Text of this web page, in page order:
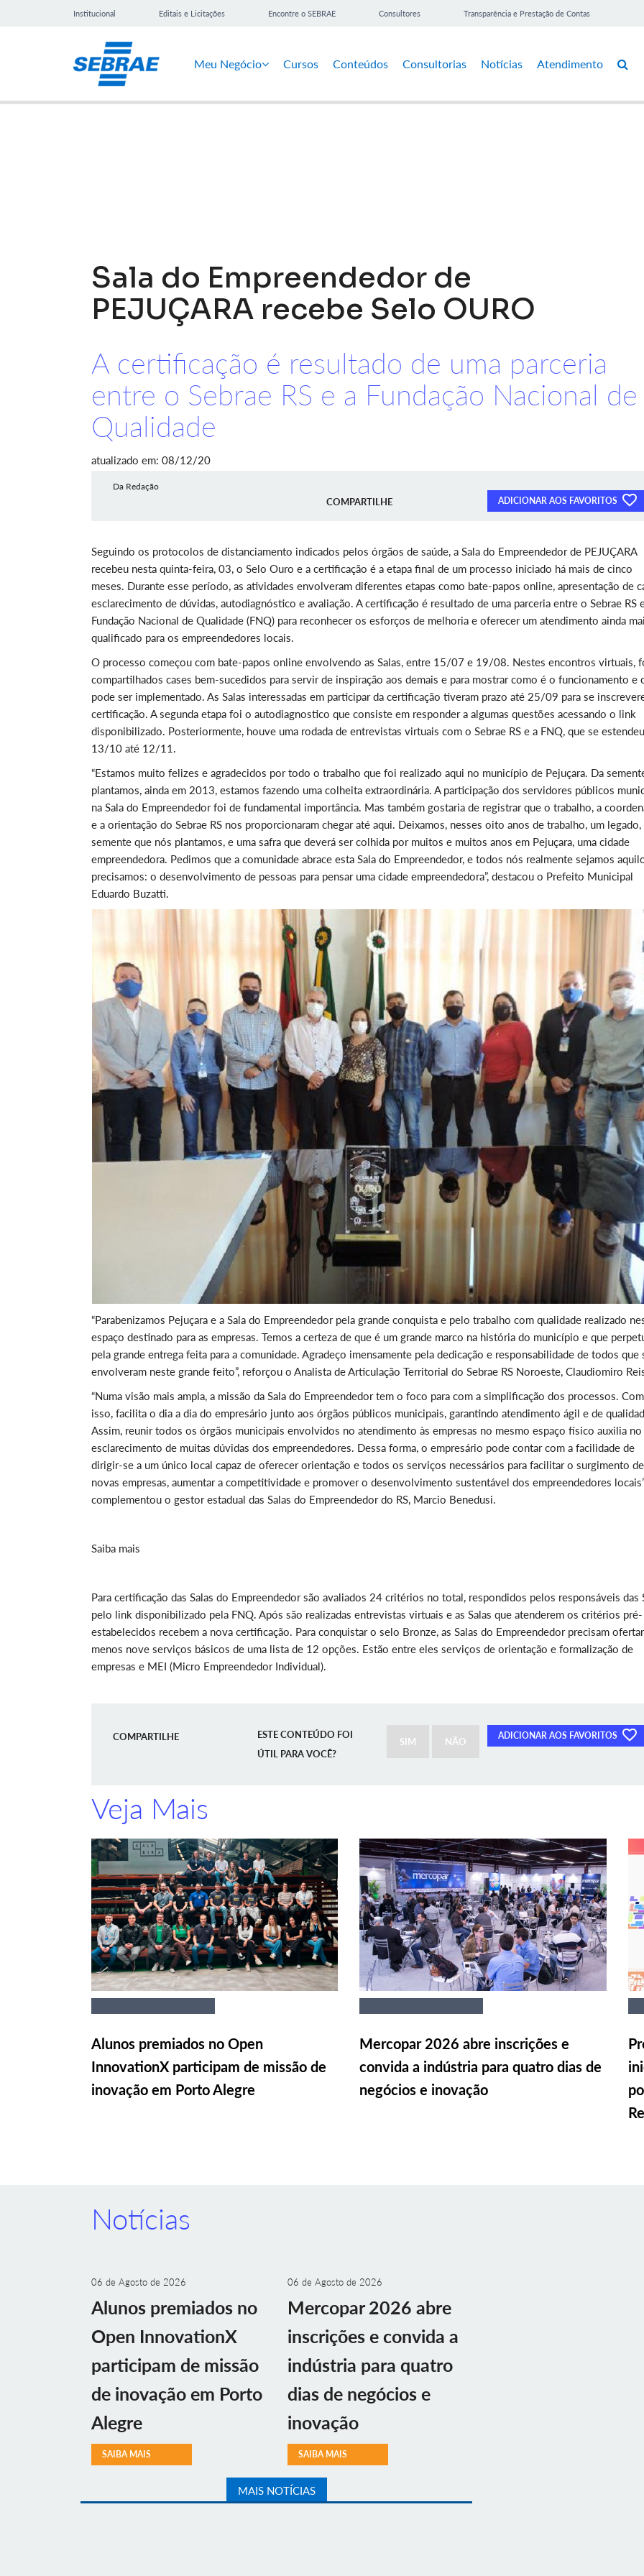
Institucional Editais e Licitações Encontre o SEBRAE Consultores Transparência e Prestação de Contas
Meu Negócio Cursos Conteúdos Consultorias Notícias Atendimento
Sala do Empreendedor de
PEJUÇARA recebe Selo OURO
A certificação é resultado de uma parceria
entre o Sebrae RS e a Fundação Nacional de
Qualidade
atualizado em: 08/12/20
Da Redação
COMPARTILHE ADICIONAR AOS FAVORITOS
Seguindo os protocolos de distanciamento indicados pelos órgãos de saúde, a Sala do Empreendedor de PEJUÇARA
recebeu nesta quinta-feira, 03, o Selo Ouro e a certificação é a etapa final de um processo iniciado há mais de cinco
meses. Durante esse período, as atividades envolveram diferentes etapas como bate-papos online, apresentação de
esclarecimento de dúvidas, autodiagnóstico e avaliação. A certificação é resultado de uma parceria entre o Sebrae RS
Fundação Nacional de Qualidade (FNQ) para reconhecer os esforços de melhoria e oferecer um atendimento ainda
qualificado para os empreendedores locais.
O processo começou com bate-papos online envolvendo as Salas, entre 15/07 e 19/08. Nestes encontros virtuais,
compartilhados cases bem-sucedidos para servir de inspiração aos demais e para mostrar como é o funcionamento e
pode ser implementado. As Salas interessadas em participar da certificação tiveram prazo até 25/09 para se
certificação. A segunda etapa foi o autodiagnostico que consiste em responder a algumas questões acessando o link
disponibilizado. Posteriormente, houve uma rodada de entrevistas virtuais com o Sebrae RS e a FNQ, que se
13/10 até 12/11.
“Estamos muito felizes e agradecidos por todo o trabalho que foi realizado aqui no município de Pejuçara. Da
plantamos, ainda em 2013, estamos fazendo uma colheita extraordinária. A participação dos servidores públicos
na Sala do Empreendedor foi de fundamental importância. Mas também gostaria de registrar que o trabalho, a
e a orientação do Sebrae RS nos proporcionaram chegar até aqui. Deixamos, nesses oito anos de trabalho, um legado,
semente que nós plantamos, e uma safra que deverá ser colhida por muitos e muitos anos em Pejuçara, uma cidade
empreendedora. Pedimos que a comunidade abrace esta Sala do Empreendedor, e todos nós realmente sejamos
precisamos: o desenvolvimento de pessoas para pensar uma cidade empreendedora”, destacou o Prefeito Municipal
Eduardo Buzatti.
“Parabenizamos Pejuçara e a Sala do Empreendedor pela grande conquista e pelo trabalho com qualidade realizado
espaço destinado para as empresas. Temos a certeza de que é um grande marco na história do município e que
pela grande entrega feita para a comunidade. Agradeço imensamente pela dedicação e responsabilidade de todos que
envolveram neste grande feito”, reforçou o Analista de Articulação Territorial do Sebrae RS Noroeste, Claudiomiro
“Numa visão mais ampla, a missão da Sala do Empreendedor tem o foco para com a simplificação dos processos. Com
isso, facilita o dia a dia do empresário junto aos órgãos públicos municipais, garantindo atendimento ágil e de
Assim, reunir todos os órgãos municipais envolvidos no atendimento às empresas no mesmo espaço físico auxilia no
esclarecimento de muitas dúvidas dos empreendedores. Dessa forma, o empresário pode contar com a facilidade de
dirigir-se a um único local capaz de oferecer orientação e todos os serviços necessários para facilitar o surgimento de
novas empresas, aumentar a competitividade e promover o desenvolvimento sustentável dos empreendedores
complementou o gestor estadual das Salas do Empreendedor do RS, Marcio Benedusi.
Saiba mais
Para certificação das Salas do Empreendedor são avaliados 24 critérios no total, respondidos pelos responsáveis das
pelo link disponibilizado pela FNQ. Após são realizadas entrevistas virtuais e as Salas que atenderem os critérios pré-
estabelecidos recebem a nova certificação. Para conquistar o selo Bronze, as Salas do Empreendedor precisam
menos nove serviços básicos de uma lista de 12 opções. Estão entre eles serviços de orientação e formalização de
empresas e MEI (Micro Empreendedor Individual).
COMPARTILHE ADICIONAR AOS FAVORITOS
ESTE CONTEÚDO FOI
ÚTIL PARA VOCÊ?
SIM NÃO
Veja Mais
Alunos premiados no Open
InnovationX participam de missão de
inovação em Porto Alegre
Mercopar 2026 abre inscrições e
convida a indústria para quatro dias de
negócios e inovação
Notícias
06 de Agosto de 2026
Alunos premiados no
Open InnovationX
participam de missão
de inovação em Porto
Alegre
SAIBA MAIS
06 de Agosto de 2026
Mercopar 2026 abre
inscrições e convida a
indústria para quatro
dias de negócios e
inovação
SAIBA MAIS
MAIS NOTÍCIAS